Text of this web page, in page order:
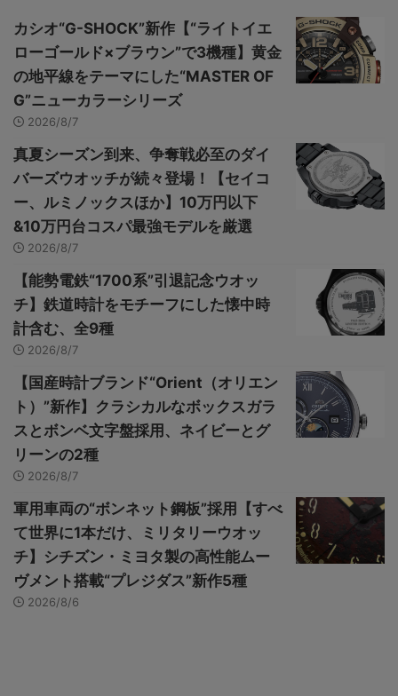
カシオ“G-SHOCK”新作【“ライトイエ
ローゴールド×ブラウン”で3機種】黄金
の地平線をテーマにした“MASTER OF
G”ニューカラーシリーズ
2026/8/7
真夏シーズン到来、争奪戦必至のダイ
バーズウオッチが続々登場！【セイコ
ー、ルミノックスほか】10万円以下
&10万円台コスパ最強モデルを厳選
2026/8/7
【能勢電鉄“1700系”引退記念ウオッ
チ】鉄道時計をモチーフにした懐中時
計含む、全9種
2026/8/7
【国産時計ブランド“Orient（オリエン
ト）”新作】クラシカルなボックスガラ
スとボンベ文字盤採用、ネイビーとグ
リーンの2種
2026/8/7
軍用車両の“ボンネット鋼板”採用【すべ
て世界に1本だけ、ミリタリーウオッ
チ】シチズン・ミヨタ製の高性能ムー
ヴメント搭載“プレジダス”新作5種
2026/8/6